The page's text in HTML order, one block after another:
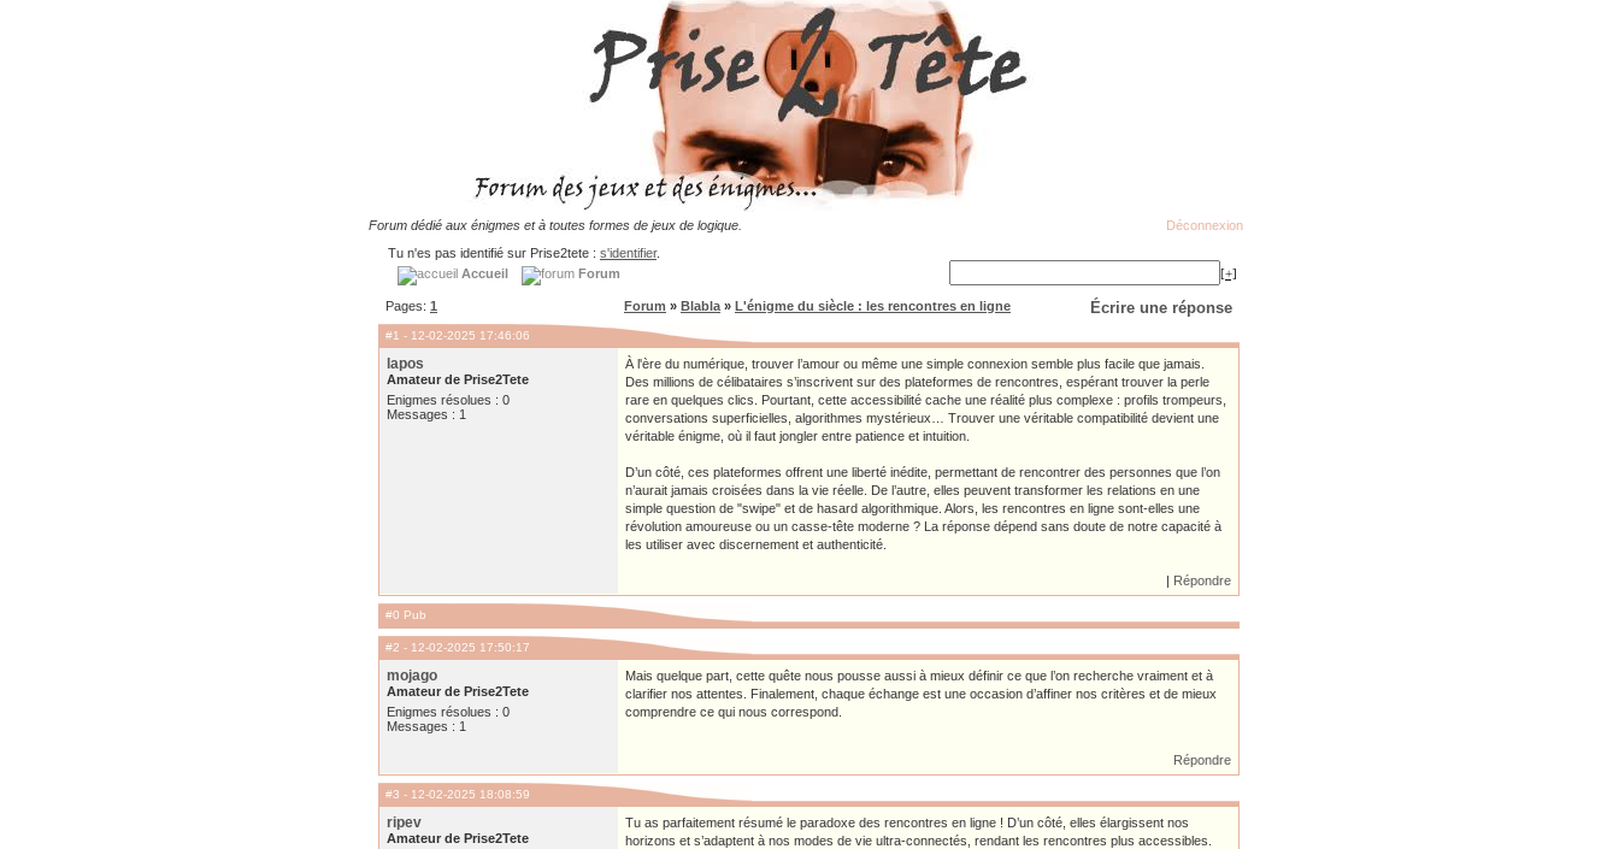
Forum dédié aux énigmes et à toutes formes de jeux de logique.
Déconnexion
Tu n'es pas identifié sur Prise2tete : s'identifier.
Accueil
Forum [+]
Pages: 1 Écrire une réponse
Forum » Blabla » L'énigme du siècle : les rencontres en ligne
#1 - 12-02-2025 17:46:06
lapos
Amateur de Prise2Tete
Enigmes résolues : 0
Messages : 1
À l'ère du numérique, trouver l’amour ou même une simple connexion semble plus facile que jamais.
Des millions de célibataires s’inscrivent sur des plateformes de rencontres, espérant trouver la perle
rare en quelques clics. Pourtant, cette accessibilité cache une réalité plus complexe : profils trompeurs,
conversations superficielles, algorithmes mystérieux… Trouver une véritable compatibilité devient une
véritable énigme, où il faut jongler entre patience et intuition.
D’un côté, ces plateformes offrent une liberté inédite, permettant de rencontrer des personnes que l’on
n’aurait jamais croisées dans la vie réelle. De l’autre, elles peuvent transformer les relations en une
simple question de "swipe" et de hasard algorithmique. Alors, les rencontres en ligne sont-elles une
révolution amoureuse ou un casse-tête moderne ? La réponse dépend sans doute de notre capacité à
les utiliser avec discernement et authenticité.
| Répondre
#0 Pub
#2 - 12-02-2025 17:50:17
mojago
Amateur de Prise2Tete
Enigmes résolues : 0
Messages : 1
Mais quelque part, cette quête nous pousse aussi à mieux définir ce que l’on recherche vraiment et à
clarifier nos attentes. Finalement, chaque échange est une occasion d’affiner nos critères et de mieux
comprendre ce qui nous correspond.
Répondre
#3 - 12-02-2025 18:08:59
ripev
Amateur de Prise2Tete
Tu as parfaitement résumé le paradoxe des rencontres en ligne ! D’un côté, elles élargissent nos
horizons et s’adaptent à nos modes de vie ultra-connectés, rendant les rencontres plus accessibles.